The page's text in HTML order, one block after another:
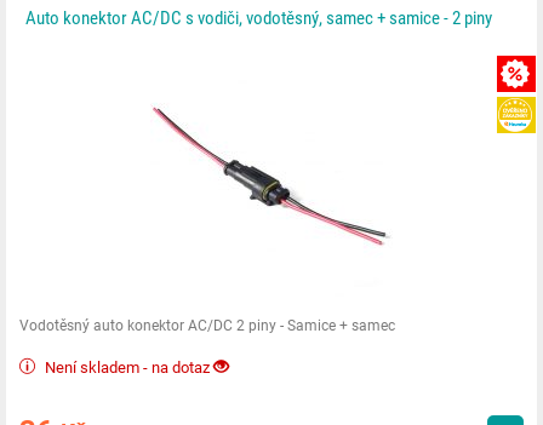
Auto konektor AC/DC s vodiči, vodotěsný, samec + samice - 2 piny
Vodotěsný auto konektor AC/DC 2 piny - Samice + samec
Není skladem - na dotaz